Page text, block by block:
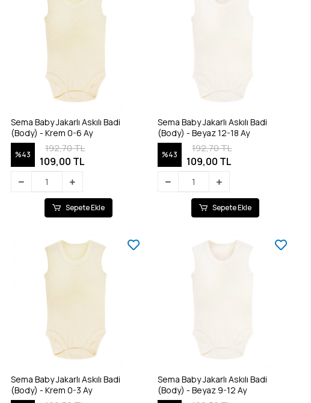
Sema Baby Jakarlı Askılı Badi
(Body) - Krem 0-6 Ay
%43
192,70 TL
109,00 TL
Sepete Ekle
Sema Baby Jakarlı Askılı Badi
(Body) - Beyaz 12-18 Ay
%43
192,70 TL
109,00 TL
Sepete Ekle
Sema Baby Jakarlı Askılı Badi
(Body) - Krem 0-3 Ay
Sema Baby Jakarlı Askılı Badi
(Body) - Beyaz 9-12 Ay